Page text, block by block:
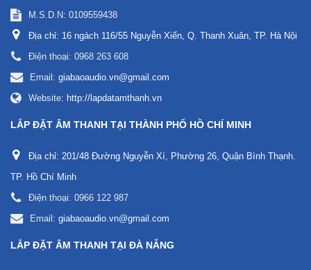
M.S.D.N: 0109559438
Địa chỉ: 16 ngách 116/55 Nguyễn Xiển, Q. Thanh Xuân, TP. Hà Nội
Điện thoại: 0968 263 608
Email: giabaoaudio.vn@gmail.com
Website: http://lapdatamthanh.vn
LẮP ĐẶT ÂM THANH TẠI THÀNH PHỐ HỒ CHÍ MINH
Địa chỉ: 201/48 Đường Nguyễn Xí, Phường 26, Quận Bình Thạnh.
TP. Hồ Chí Minh
Điện thoại: 0966 122 987
Email: giabaoaudio.vn@gmail.com
LẮP ĐẶT ÂM THANH TẠI ĐÀ NẴNG